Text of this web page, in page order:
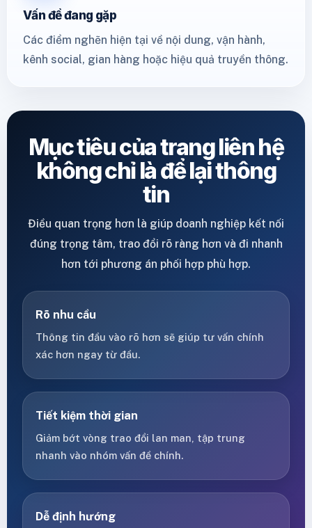
Vấn đề đang gặp
Các điểm nghẽn hiện tại về nội dung, vận hành,
kênh social, gian hàng hoặc hiệu quả truyền thông.
Mục tiêu của trang liên hệ
không chỉ là để lại thông
tin
Điều quan trọng hơn là giúp doanh nghiệp kết nối
đúng trọng tâm, trao đổi rõ ràng hơn và đi nhanh
hơn tới phương án phối hợp phù hợp.
Rõ nhu cầu
Thông tin đầu vào rõ hơn sẽ giúp tư vấn chính
xác hơn ngay từ đầu.
Tiết kiệm thời gian
Giảm bớt vòng trao đổi lan man, tập trung
nhanh vào nhóm vấn đề chính.
Dễ định hướng